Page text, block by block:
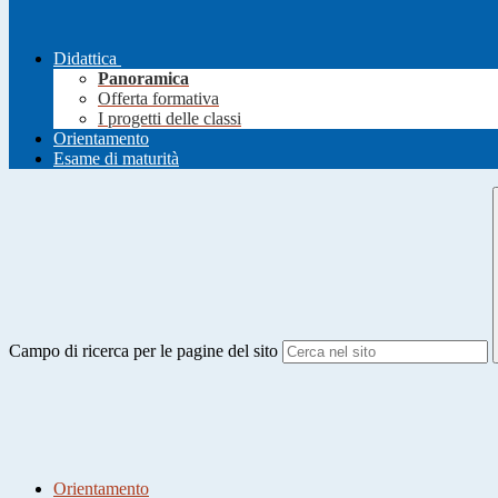
Didattica
Panoramica
Offerta formativa
I progetti delle classi
Orientamento
Esame di maturità
Campo di ricerca per le pagine del sito
Orientamento